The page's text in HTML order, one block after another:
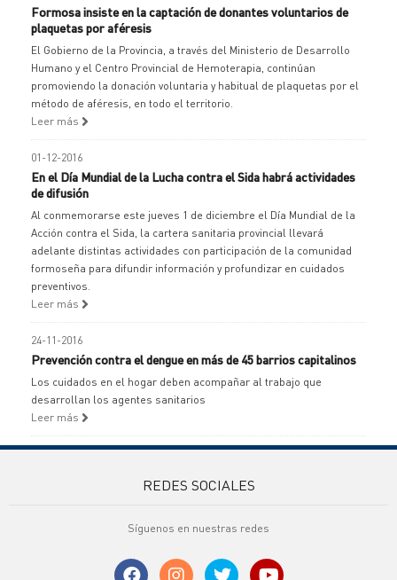
Formosa insiste en la captación de donantes voluntarios de
plaquetas por aféresis
El Gobierno de la Provincia, a través del Ministerio de Desarrollo
Humano y el Centro Provincial de Hemoterapia, continúan
promoviendo la donación voluntaria y habitual de plaquetas por el
método de aféresis, en todo el territorio.
Leer más
01-12-2016
En el Día Mundial de la Lucha contra el Sida habrá actividades
de difusión
Al conmemorarse este jueves 1 de diciembre el Día Mundial de la
Acción contra el Sida, la cartera sanitaria provincial llevará
adelante distintas actividades con participación de la comunidad
formoseña para difundir información y profundizar en cuidados
preventivos.
Leer más
24-11-2016
Prevención contra el dengue en más de 45 barrios capitalinos
Los cuidados en el hogar deben acompañar al trabajo que
desarrollan los agentes sanitarios
Leer más
REDES SOCIALES
Síguenos en nuestras redes